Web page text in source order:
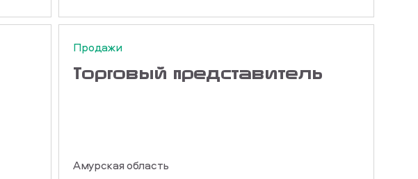
Продажи
Торговый представитель
Амурская область